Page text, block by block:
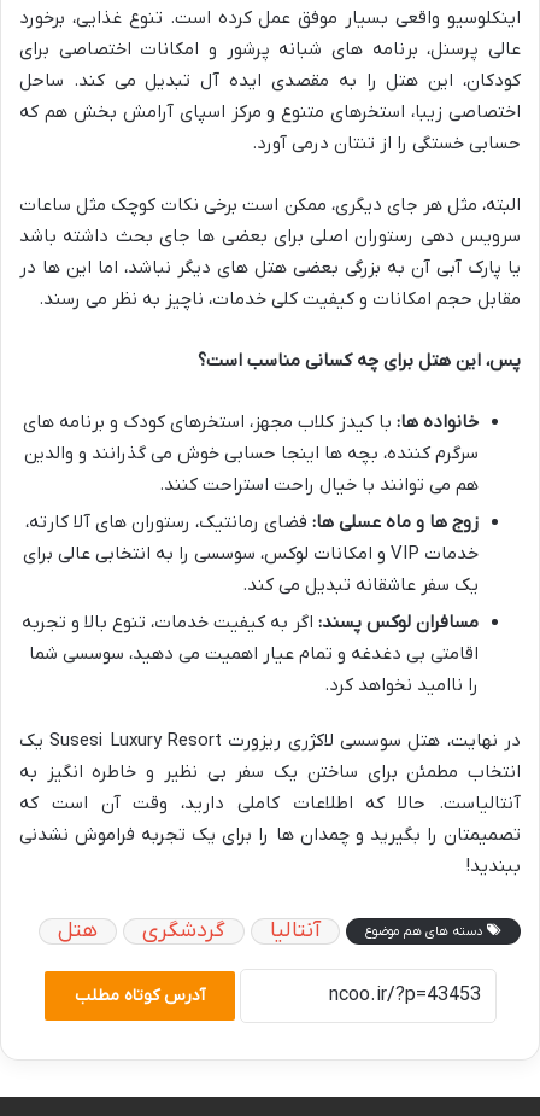
اینکلوسیو واقعی بسیار موفق عمل کرده است. تنوع غذایی، برخورد
عالی پرسنل، برنامه های شبانه پرشور و امکانات اختصاصی برای
کودکان، این هتل را به مقصدی ایده آل تبدیل می کند. ساحل
اختصاصی زیبا، استخرهای متنوع و مرکز اسپای آرامش بخش هم که
حسابی خستگی را از تنتان درمی آورد.
البته، مثل هر جای دیگری، ممکن است برخی نکات کوچک مثل ساعات
سرویس دهی رستوران اصلی برای بعضی ها جای بحث داشته باشد
یا پارک آبی آن به بزرگی بعضی هتل های دیگر نباشد، اما این ها در
مقابل حجم امکانات و کیفیت کلی خدمات، ناچیز به نظر می رسند.
پس، این هتل برای چه کسانی مناسب است؟
خانواده ها: با کیدز کلاب مجهز، استخرهای کودک و برنامه های
سرگرم کننده، بچه ها اینجا حسابی خوش می گذرانند و والدین
هم می توانند با خیال راحت استراحت کنند.
زوج ها و ماه عسلی ها: فضای رمانتیک، رستوران های آلا کارته،
خدمات VIP و امکانات لوکس، سوسسی را به انتخابی عالی برای
یک سفر عاشقانه تبدیل می کند.
مسافران لوکس پسند: اگر به کیفیت خدمات، تنوع بالا و تجربه
اقامتی بی دغدغه و تمام عیار اهمیت می دهید، سوسسی شما
را ناامید نخواهد کرد.
در نهایت، هتل سوسسی لاکژری ریزورت Susesi Luxury Resort یک
انتخاب مطمئن برای ساختن یک سفر بی نظیر و خاطره انگیز به
آنتالیاست. حالا که اطلاعات کاملی دارید، وقت آن است که
تصمیمتان را بگیرید و چمدان ها را برای یک تجربه فراموش نشدنی
ببندید!
دسته های هم موضوع آنتالیا گردشگری هتل
آدرس کوتاه مطلب